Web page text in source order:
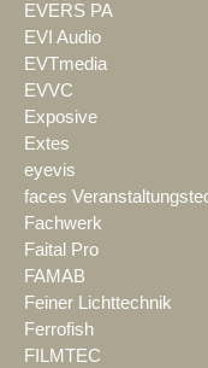
EVERS PA
EVI Audio
EVTmedia
EVVC
Exposive
Extes
eyevis
faces
Fachwerk
Faital Pro
FAMAB
Feiner Lichttechnik
Ferrofish
FILMTEC